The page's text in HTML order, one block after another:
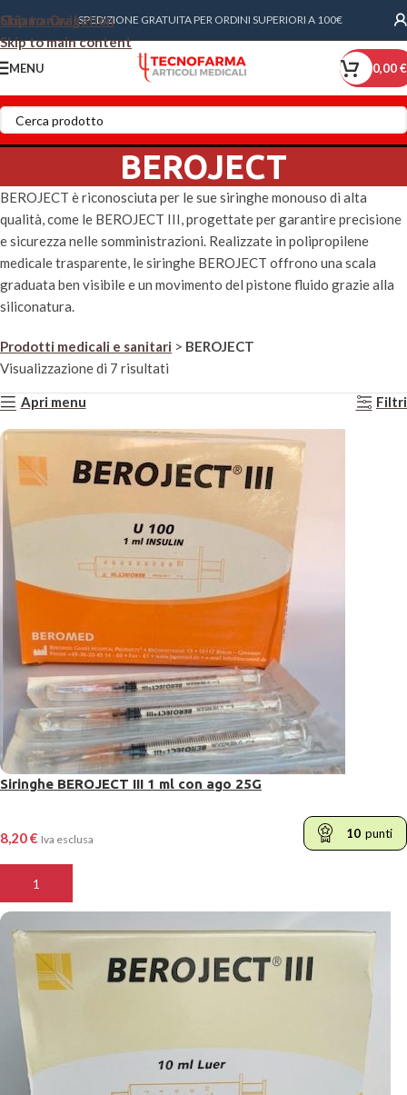
Skip to navigation
Skip to main content
Chiama Ora!SPEDIZIONE GRATUITA PER ORDINI SUPERIORI A 100€
MENU 0,00€
BEROJECT
BEROJECT è riconosciuta per le sue siringhe monouso di alta
qualità, come le BEROJECT III, progettate per garantire precisione
e sicurezza nelle somministrazioni. Realizzate in polipropilene
medicale trasparente, le siringhe BEROJECT offrono una scala
graduata ben visibile e un movimento del pistone fluido grazie alla
siliconatura.
Prodotti medicali e sanitari > BEROJECT
Visualizzazione di 7 risultati
Apri menu Filtri
Siringhe BEROJECT III 1 ml con ago 25G
8,20€ Iva esclusa 10 punti
AGGIUNGI AL CARRELLO